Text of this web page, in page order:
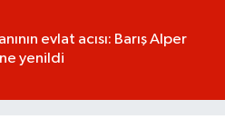
evlat acısı: Barış Alper
yenildi